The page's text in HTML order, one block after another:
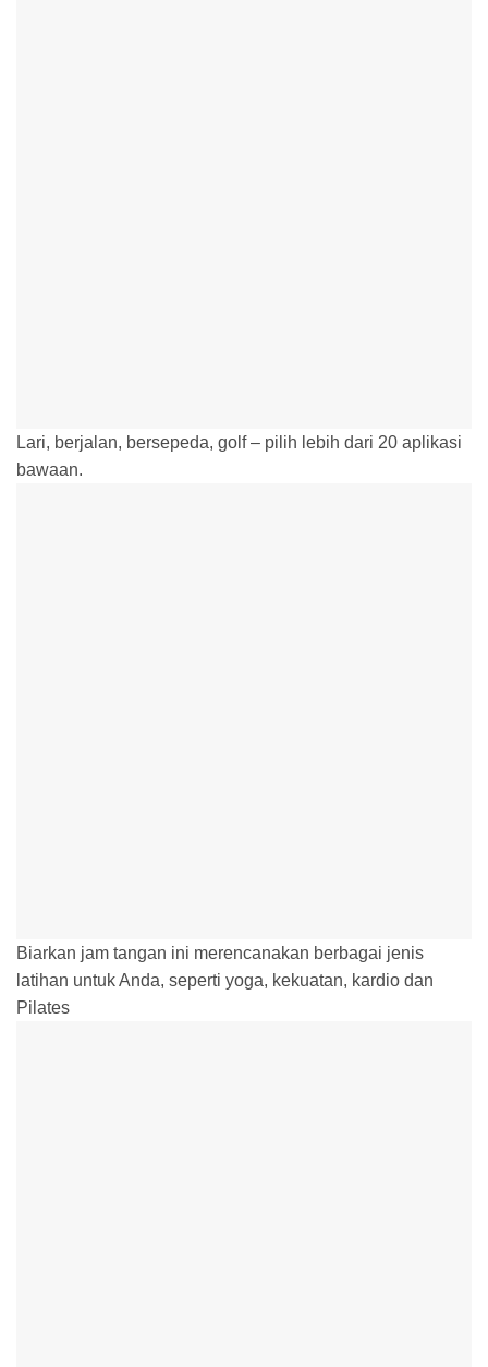
Lari, berjalan, bersepeda, golf – pilih lebih dari 20 aplikasi
bawaan.
Biarkan jam tangan ini merencanakan berbagai jenis
latihan untuk Anda, seperti yoga, kekuatan, kardio dan
Pilates